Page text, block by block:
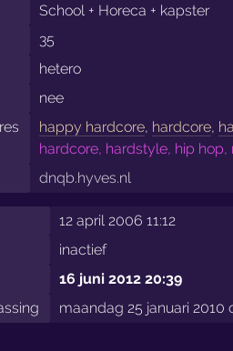
School + Horeca + kapster
35
hetero
nee
happy hardcore, hardcore,
hardcore, hardstyle, hip hop,
dnqb.hyves.nl
12 april 2006 11:12
inactief
16 juni 2012 20:39
maandag 25 januari 2010